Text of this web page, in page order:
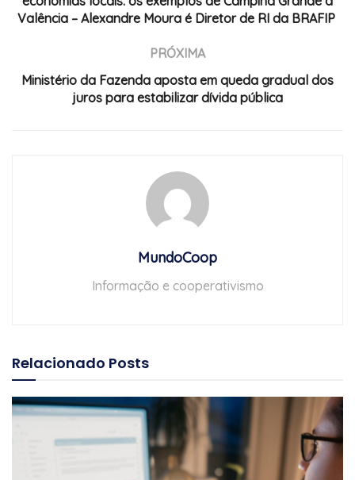
Valência – Alexandre Moura é Diretor de RI da BRAFIP
PRÓXIMA
Ministério da Fazenda aposta em queda gradual dos
juros para estabilizar dívida pública
MundoCoop
Informação e cooperativismo
Relacionado Posts